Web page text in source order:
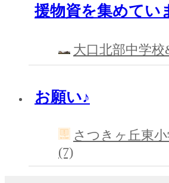
援物資を集めてい
大口北部中学校
お願い♪
さつきヶ丘東
(7)